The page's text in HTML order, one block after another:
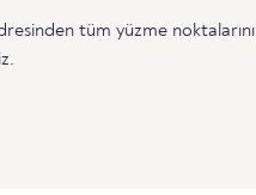
tüm yüzme noktalarını